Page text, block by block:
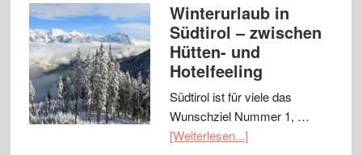
Winterurlaub in
Südtirol – zwischen
Hütten- und
Hotelfeeling
Südtirol ist für viele das
Wunschziel Nummer 1, …
[Weiterlesen...]